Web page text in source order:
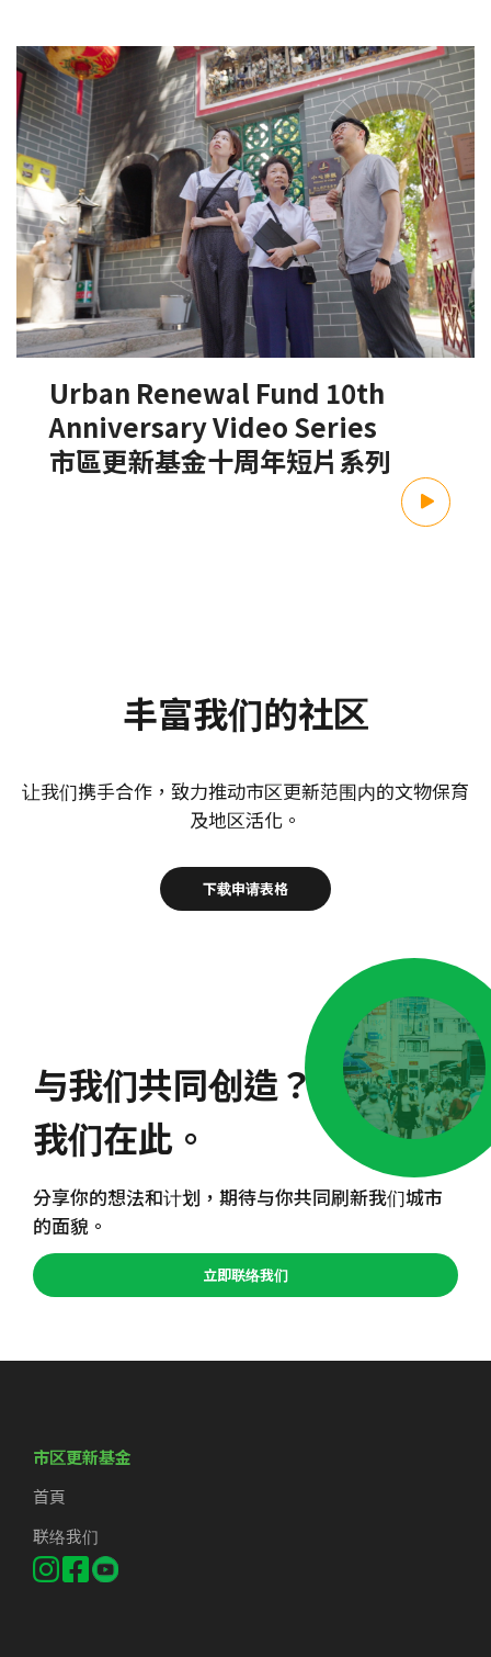
Urban Renewal Fund 10th
Anniversary Video Series
市區更新基金十周年短片系列
丰富我们的社区
让我们携手合作，致力推动市区更新范围内的文物保育
及地区活化。
下载申请表格
与我们共同创造？
我们在此。
分享你的想法和计划，期待与你共同刷新我们城市
的面貌。
立即联络我们
市区更新基金
首頁
联络我们